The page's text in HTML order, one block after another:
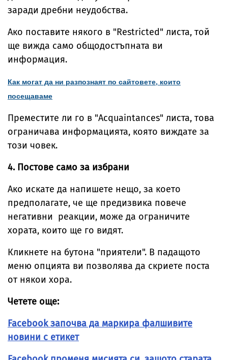
заради дребни неудобства.
Ако поставите някого в "Restricted" листа, той
ще вижда само общодостъпната ви
информация.
Как могат да ни разпознаят по сайтовете, които
посещаваме
Преместите ли го в "Acquaintances" листа, това
ограничава информацията, която виждате за
този човек.
4. Постове само за избрани
Ако искате да напишете нещо, за което
предполагате, че ще предизвика повече
негативни реакции, може да ограничите
хората, които ще го видят.
Кликнете на бутона "приятели". В падащото
меню опцията ви позволява да скриете поста
от някои хора.
Четете още:
Facebook започва да маркира фалшивите
новини с етикет